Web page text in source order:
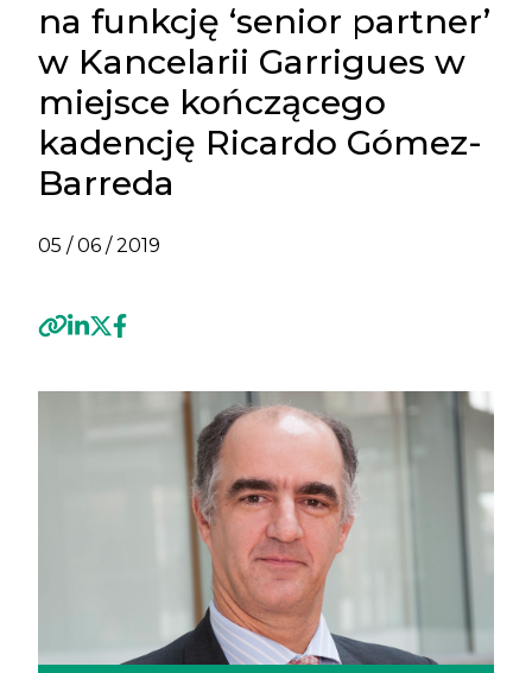
na funkcję ‘senior partner’
w Kancelarii Garrigues w
miejsce kończącego
kadencję Ricardo Gómez-
Barreda
05 / 06 / 2019